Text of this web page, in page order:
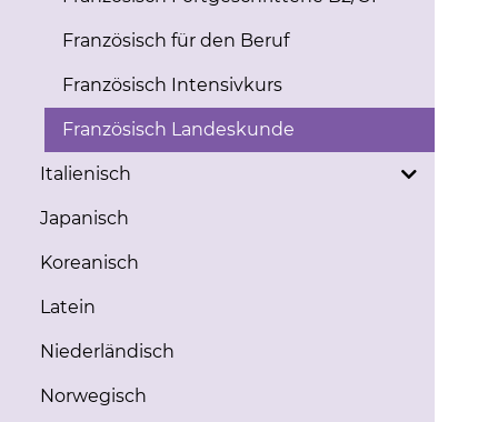
Französisch für den Beruf
Französisch Intensivkurs
Französisch Landeskunde
Italienisch
Japanisch
Koreanisch
Latein
Niederländisch
Norwegisch